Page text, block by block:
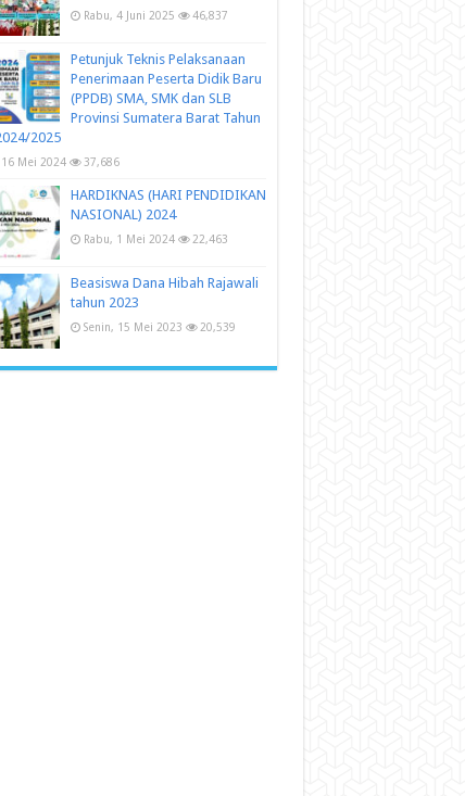
Rabu, 4 Juni 2025 46,837
Petunjuk Teknis Pelaksanaan
Penerimaan Peserta Didik Baru
(PPDB) SMA, SMK dan SLB
Provinsi Sumatera Barat Tahun
2025
16 Mei 2024 37,686
HARDIKNAS (HARI PENDIDIKAN
NASIONAL) 2024
Rabu, 1 Mei 2024 22,463
Beasiswa Dana Hibah Rajawali
tahun 2023
Senin, 15 Mei 2023 20,539